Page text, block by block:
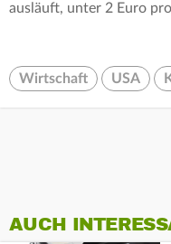
ausläuft, unter 2 Euro
Wirtschaft USA
AUCH